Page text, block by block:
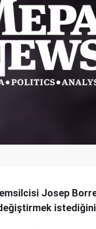
Josep
değiştirmek